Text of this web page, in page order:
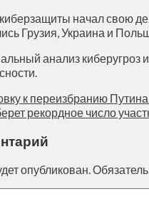
начал свою
Грузия, Украина и
анализ киберугроз
к переизбранию
рекордное число
опубликован.